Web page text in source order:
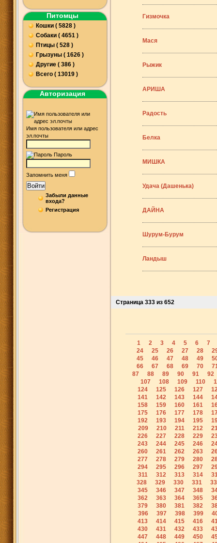
Питомцы
Кошки ( 5828 )
Собаки ( 4651 )
Птицы ( 528 )
Грызуны ( 1626 )
Другие ( 386 )
Всего ( 13019 )
Авторизация
Имя пользователя или адрес
эл.почты
Пароль
Запомнить меня
Войти
Забыли данные
входа?
Регистрация
Гизмочка
Мася
Рыжик
АРИША
Радость
Белка
МИШКА
Удача (Дашенька)
ДАЙНА
Шурум-Бурум
Ландыш
Страница 333 из 652
1 2 3 4 5 6
7
24
25 26 27 28
45
46 47 48 49
66
67 68 69 70
87
88 89 90 91
92
107
108 109 110
124
125 126 127
141
142 143 144
158
159 160 161
175
176 177 178
192
193 194 195
209
210 211 212
226
227 228 229
243
244 245 246
260
261 262 263
277
278 279 280
294
295 296 297
311
312 313 314
328
329 330 331
345
346 347 348
362
363 364 365
379
380 381 382
396
397 398 399
413
414 415 416
430
431 432 433
447
448 449 450